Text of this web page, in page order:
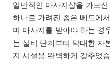
일반적인 마사지샵을 가보
하나로 가려진 좁은 베드에
며 마사지를 받아야 하는 경
는 설비 단계부터 막대한 자
지 시설을 완벽하게 갖추었